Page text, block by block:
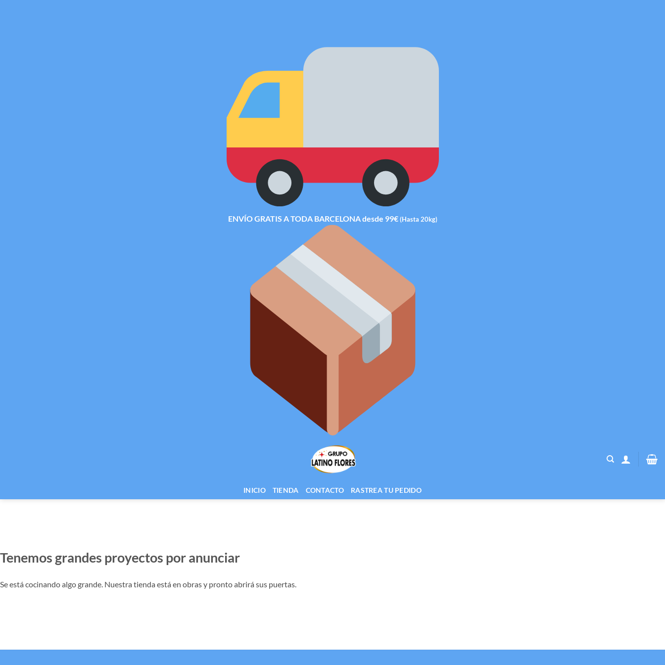
ENVÍO GRATIS A TODA BARCELONA desde 99€(Hasta 20kg)
INICIO TIENDA CONTACTO RASTREA TU PEDIDO
Tenemos grandes proyectos por anunciar
Se está cocinando algo grande. Nuestra tienda está en obras y pronto abrirá sus puertas.